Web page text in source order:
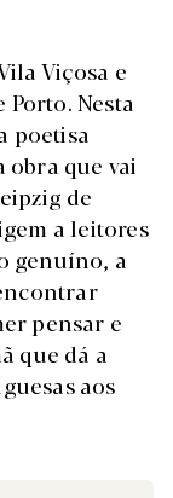
Viçosa e
Nesta
poetisa
obra que vai
de
a leitores
genuíno, a
pensar e
que dá a
aos